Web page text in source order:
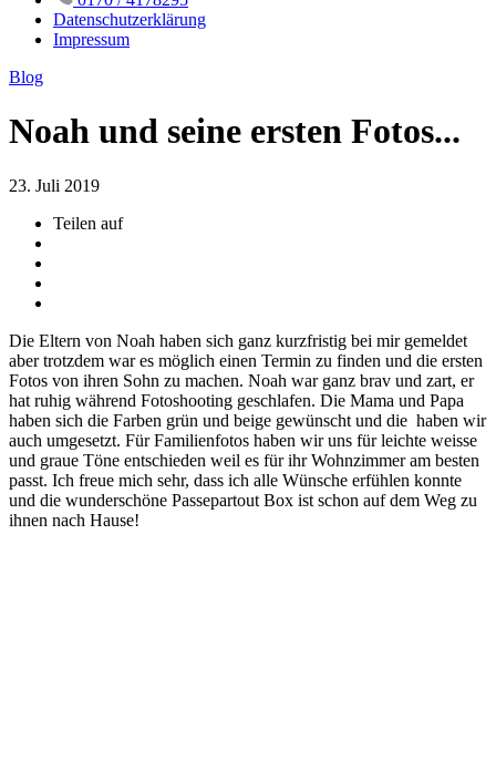
Datenschutzerklärung
Impressum
Blog
Noah und seine ersten Fotos...
23. Juli 2019
Teilen auf
Die Eltern von Noah haben sich ganz kurzfristig bei mir gemeldet
aber trotzdem war es möglich einen Termin zu finden und die ersten
Fotos von ihren Sohn zu machen. Noah war ganz brav und zart, er
hat ruhig während Fotoshooting geschlafen. Die Mama und Papa
haben sich die Farben grün und beige gewünscht und die haben wir
auch umgesetzt. Für Familienfotos haben wir uns für leichte weisse
und graue Töne entschieden weil es für ihr Wohnzimmer am besten
passt. Ich freue mich sehr, dass ich alle Wünsche erfühlen konnte
und die wunderschöne Passepartout Box ist schon auf dem Weg zu
ihnen nach Hause!